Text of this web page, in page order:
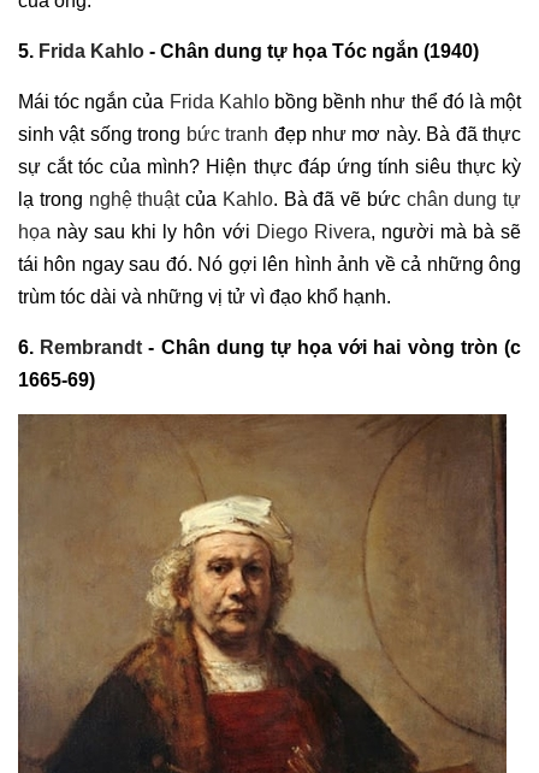
5. Frida Kahlo - Chân dung tự họa Tóc ngắn (1940)
Mái tóc ngắn của Frida Kahlobồng bềnh như thể đó là một
sinh vật sống trong bức tranh đẹp như mơ này. Bà đã thực
sự cắt tóc của mình? Hiện thực đáp ứng tính siêu thực kỳ
lạ trong nghệ thuậtcủa Kahlo. Bà đã vẽ bức chân dung tự
họa này sau khi ly hôn với Diego Rivera, người mà bà sẽ
tái hôn ngay sau đó. Nó gợi lên hình ảnh về cả những ông
trùm tóc dài và những vị tử vì đạo khổ hạnh.
6. Rembrandt - Chân dung tự họa với hai vòng tròn (c
1665-69)